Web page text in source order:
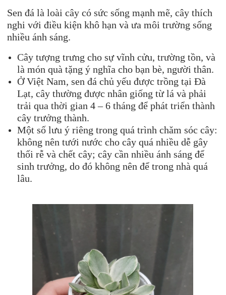
Sen đá là loài cây có sức sống mạnh mẽ, cây thích
nghi với điều kiện khô hạn và ưa môi trường sống
nhiều ánh sáng.
Cây tượng trưng cho sự vĩnh cửu, trường tồn, và
là món quà tặng ý nghĩa cho bạn bè, người thân.
Ở Việt Nam, sen đá chủ yếu được trồng tại Đà
Lạt, cây thường được nhân giống từ lá và phải
trải qua thời gian 4 – 6 tháng để phát triển thành
cây trưởng thành.
Một số lưu ý riêng trong quá trình chăm sóc cây:
không nên tưới nước cho cây quá nhiều dễ gây
thối rễ và chết cây; cây cần nhiều ánh sáng để
sinh trưởng, do đó không nên để trong nhà quá
lâu.